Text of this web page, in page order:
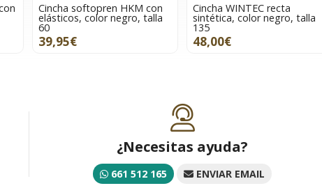
Cincha softopren HKM con
elásticos, color negro, talla
60
39,95€
Cincha WINTEC recta
sintética, color negro, talla
135
48,00€
¿Necesitas ayuda?
661 512 165 ENVIAR EMAIL